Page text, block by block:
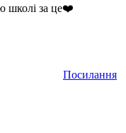
школі за це❤️
Посилання